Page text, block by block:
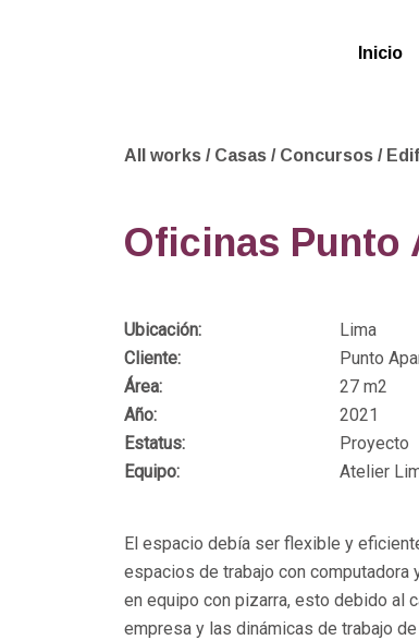
Inicio
All works / Casas / Concursos /
Oficinas Punto
Ubicación:
Lima
Cliente:
Punto
Área:
27 m2
Año:
2021
Estatus:
Proyecto
Equipo:
Atelier
El espacio debía ser flexible y
espacios de trabajo con computadora
en equipo con pizarra, esto debido al
empresa y las dinámicas de trabajo de